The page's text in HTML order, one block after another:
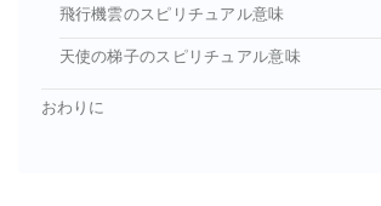
飛行機雲のスピリチュアル意味
天使の梯子のスピリチュアル意味
おわりに